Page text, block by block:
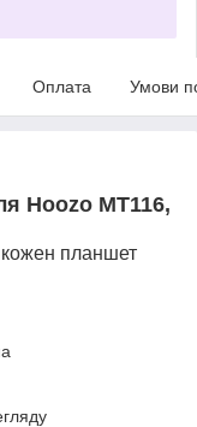
Оплата Умови
Hoozo MT116,
кожен планшет